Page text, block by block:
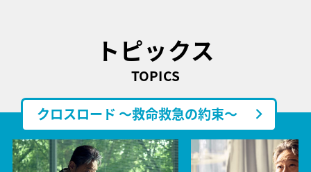
トピックス
TOPICS
クロスロード ～救命救急の約束～